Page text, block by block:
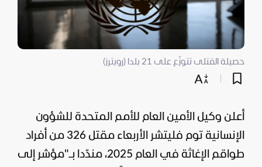
حصيلة القتلى تتوزّع على 21 بلدا (رويترز)
أعلن وكيل الأمين العام للأمم المتحدة للشؤون
الإنسانية توم فليتشر الأربعاء مقتل 326 من أفراد
طواقم الإغاثة في العام 2025، مندّدا بـ"مؤشر إلى